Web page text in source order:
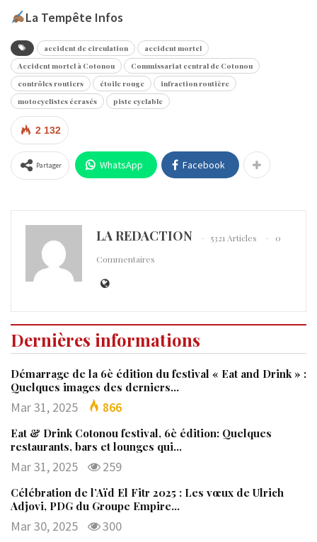
La Tempête Infos
accident de circulation
accident mortel
Accident mortel à Cotonou
Commissariat central de Cotonou
contrôles routiers
étoile rouge
infraction routière
motocyclistes écrasés
piste cyclable
2 132
Partager WhatsApp Facebook
LA REDACTION 5321 Articles
0
Commentaires
Dernières informations
Démarrage de la 6è édition du festival « Eat and Drink » :
Quelques images des derniers…
Mar 31, 2025 866
Eat & Drink Cotonou festival, 6è édition: Quelques
restaurants, bars et lounges qui…
Mar 31, 2025 259
Célébration de l’Aïd El Fitr 2025 : Les vœux de Ulrich
Adjovi, PDG du Groupe Empire…
Mar 30, 2025 300